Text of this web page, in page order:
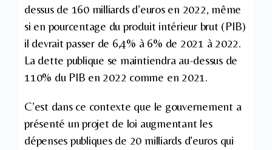
dessus de 160 milliards d’euros en 2022, même
si en pourcentage du produit intérieur brut (PIB)
il devrait passer de 6,4% à 6% de 2021 à 2022.
La dette publique se maintiendra au-dessus de
110% du PIB en 2022 comme en 2021.
C’est dans ce contexte que le gouvernement a
présenté un projet de loi augmentant les
dépenses publiques de 20 milliards d’euros qui